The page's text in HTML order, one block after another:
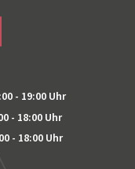
- 19:00 Uhr
- 18:00 Uhr
- 18:00 Uhr